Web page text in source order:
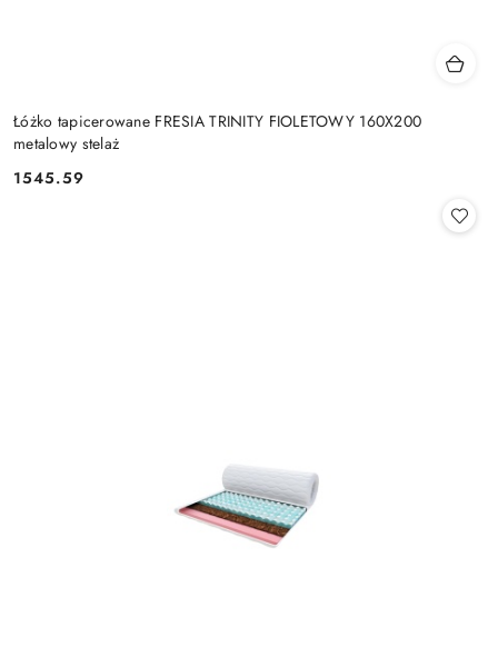
Łóżko tapicerowane FRESIA TRINITY FIOLETOWY 160X200
metalowy stelaż
Cena:
1545.59